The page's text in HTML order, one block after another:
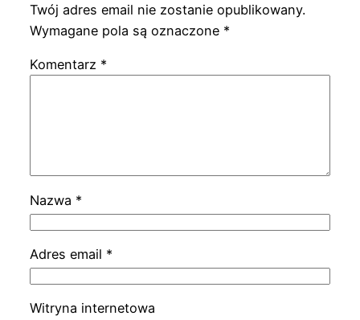
Twój adres email nie zostanie opublikowany.
Wymagane pola są oznaczone *
Komentarz *
Nazwa *
Adres email *
Witryna internetowa